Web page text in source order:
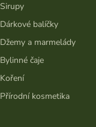
Sirupy
Dárkové balíčky
Džemy a marmelády
Bylinné čaje
Koření
Přírodní kosmetika